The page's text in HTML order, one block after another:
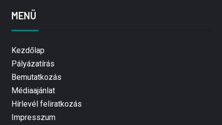
MENÜ
Kezdőlap
Pályázatírás
Bemutatkozás
Médiaajánlat
Hírlevél feliratkozás
Impresszum